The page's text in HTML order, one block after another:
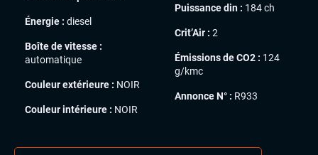
Énergie : diesel
Boîte de vitesse :
automatique
Couleur extérieure : NOIR
Couleur intérieure : NOIR
Puissance din : 184 ch
Crit’Air : 2
Émissions de CO2 : 124
g/kmc
Annonce N° : R933